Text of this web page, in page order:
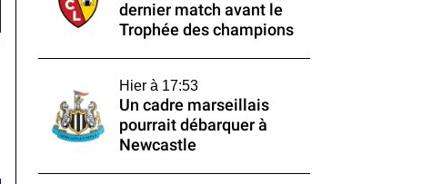
dernier match avant le
Trophée des champions
Hier à 17:53
Un cadre marseillais
pourrait débarquer à
Newcastle